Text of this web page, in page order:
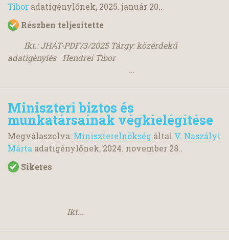
Tibor adatigénylőnek, 2025. január 20..
Részben teljesítette
Ikt.: JHÁT-PDF/3/2025 Tárgy: közérdekű
adatigénylés Hendrei Tibor
...
Miniszteri biztos és
munkatársainak végkielégítése
Megválaszolva: Miniszterelnökség által V. Naszályi
Márta adatigénylőnek, 2024. november 28..
Sikeres
Ikt...